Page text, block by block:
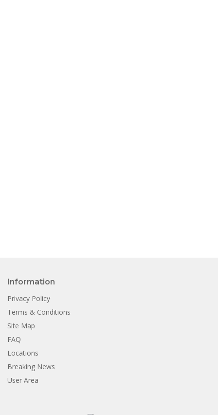
Information
Privacy Policy
Terms & Conditions
Site Map
FAQ
Locations
Breaking News
User Area